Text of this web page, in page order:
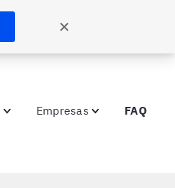
✕
Empresas FAQ